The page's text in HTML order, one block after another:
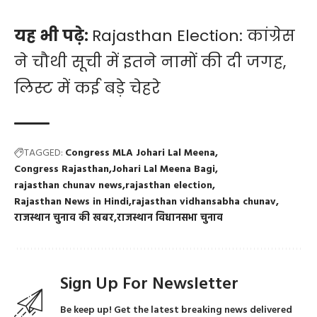
यह भी पढ़े: Rajasthan Election: कांग्रेस
ने चौथी सूची में इतने नामों की दी जगह,
लिस्ट में कई बड़े चेहरे
TAGGED: Congress MLA Johari Lal Meena
Congress Rajasthan Johari Lal Meena Bagi
rajasthan chunav news rajasthan election
Rajasthan News in Hindi rajasthan vidhansabha chunav
राजस्थान चुनाव की खबरराजस्थान विधानसभा चुनाव
Sign Up For Newsletter
Be keep up! Get the latest breaking news delivered